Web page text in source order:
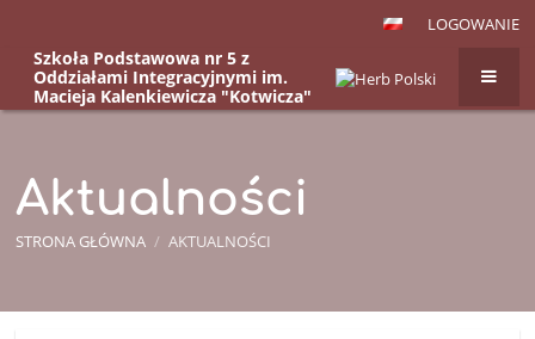
LOGOWANIE
Szkoła Podstawowa nr 5 z
Oddziałami Integracyjnymi im.
Macieja Kalenkiewicza "Kotwicza"
w Kętrzynie, ul. Kazimierza
Aktualności
STRONA GŁÓWNA / AKTUALNOŚCI